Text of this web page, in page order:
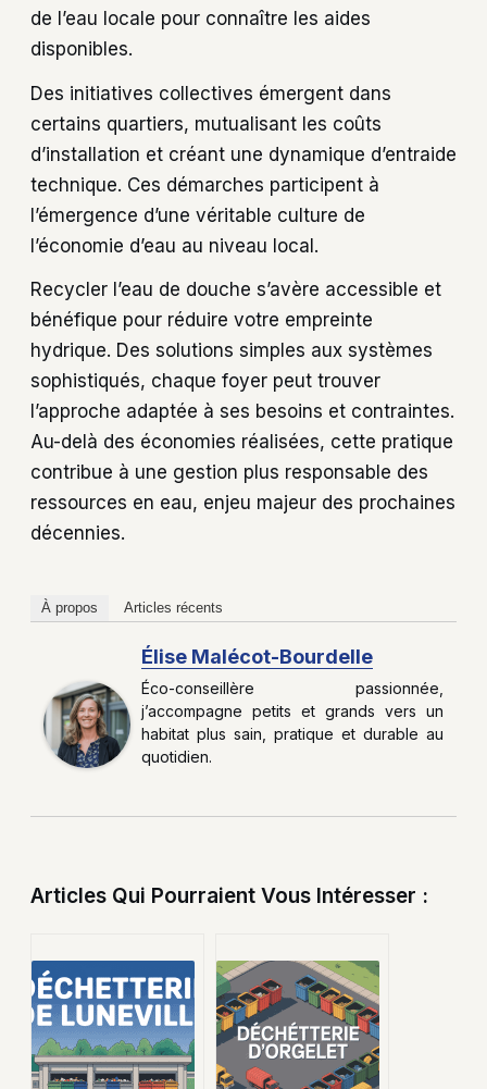
de l’eau locale pour connaître les aides
disponibles.
Des initiatives collectives émergent dans
certains quartiers, mutualisant les coûts
d’installation et créant une dynamique d’entraide
technique. Ces démarches participent à
l’émergence d’une véritable culture de
l’économie d’eau au niveau local.
Recycler l’eau de douche s’avère accessible et
bénéfique pour réduire votre empreinte
hydrique. Des solutions simples aux systèmes
sophistiqués, chaque foyer peut trouver
l’approche adaptée à ses besoins et contraintes.
Au-delà des économies réalisées, cette pratique
contribue à une gestion plus responsable des
ressources en eau, enjeu majeur des prochaines
décennies.
À propos Articles récents
Élise Malécot-Bourdelle
Éco-conseillère passionnée,
j’accompagne petits et grands vers un
habitat plus sain, pratique et durable au
quotidien.
Articles Qui Pourraient Vous Intéresser :